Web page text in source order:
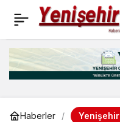
Haberler Yenişehir
Kapalı yarı olimpik
yüzme havuzunun
temeli atıldı